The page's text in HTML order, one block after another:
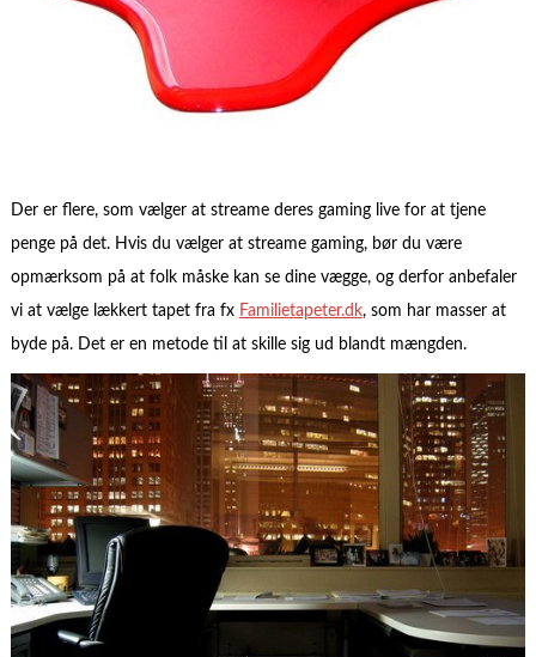
Der er flere, som vælger at streame deres gaming live for at tjene
penge på det. Hvis du vælger at streame gaming, bør du være
opmærksom på at folk måske kan se dine vægge, og derfor anbefaler
vi at vælge lækkert tapet fra fx Familietapeter.dk, som har masser at
byde på. Det er en metode til at skille sig ud blandt mængden.